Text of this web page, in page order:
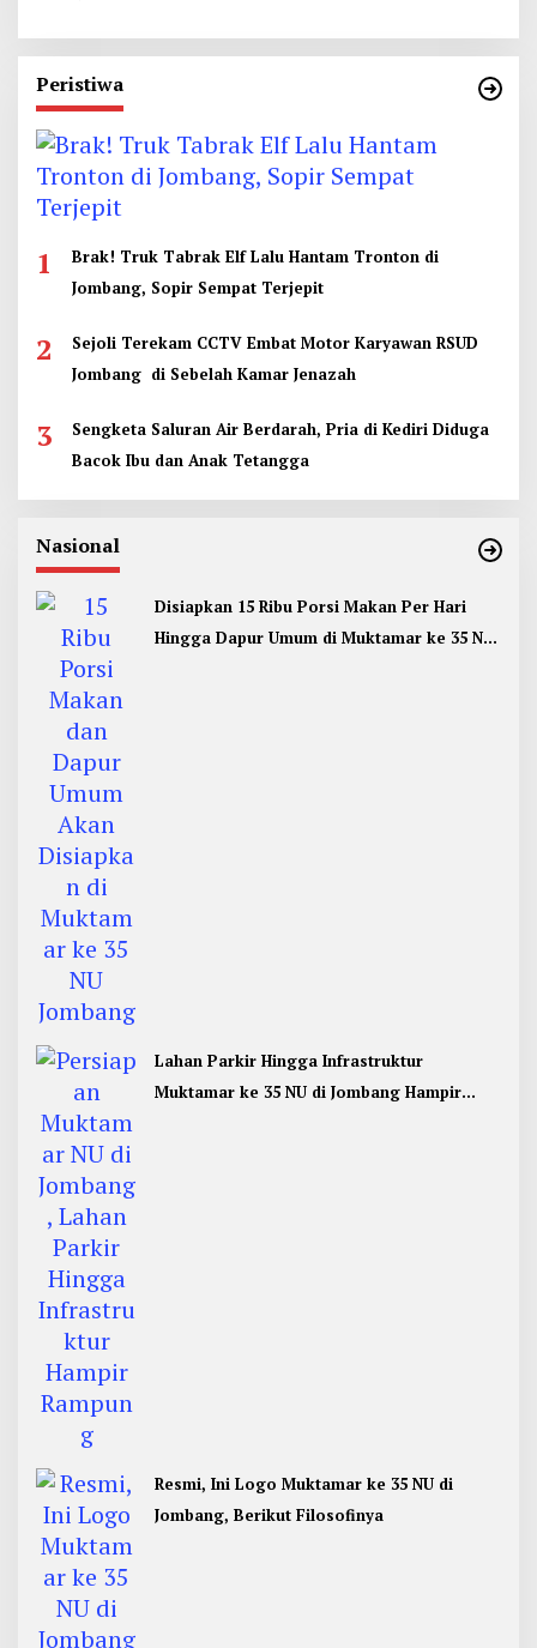
Peristiwa
1
Brak! Truk Tabrak Elf Lalu Hantam Tronton di
Jombang, Sopir Sempat Terjepit
2
Sejoli Terekam CCTV Embat Motor Karyawan RSUD
Jombang di Sebelah Kamar Jenazah
3
Sengketa Saluran Air Berdarah, Pria di Kediri Diduga
Bacok Ibu dan Anak Tetangga
Nasional
Disiapkan 15 Ribu Porsi Makan Per Hari
Hingga Dapur Umum di Muktamar ke 35 NU
Lahan Parkir Hingga Infrastruktur
Muktamar ke 35 NU di Jombang Hampir
Resmi, Ini Logo Muktamar ke 35 NU di
Jombang, Berikut Filosofinya